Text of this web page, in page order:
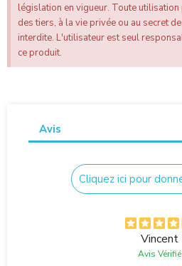
législation en vigueur. Toute
des tiers, à la vie privée ou au secret
interdite. L'utilisateur est seul
ce produit.
Avis
Cliquez ici pour
Vincent
Avis Vérifié